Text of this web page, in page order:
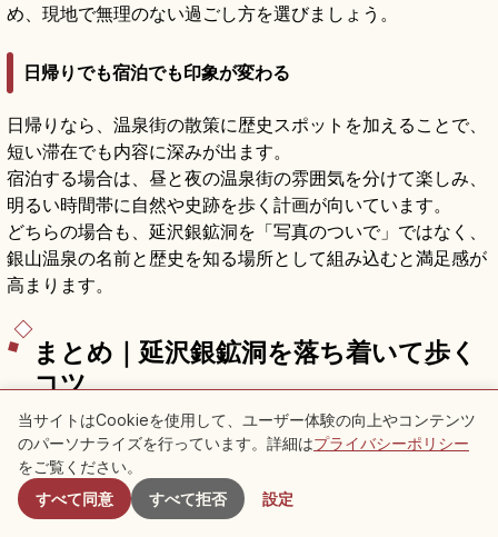
め、現地で無理のない過ごし方を選びましょう。
日帰りでも宿泊でも印象が変わる
日帰りなら、温泉街の散策に歴史スポットを加えることで、
短い滞在でも内容に深みが出ます。
宿泊する場合は、昼と夜の温泉街の雰囲気を分けて楽しみ、
明るい時間帯に自然や史跡を歩く計画が向いています。
どちらの場合も、延沢銀鉱洞を「写真のついで」ではなく、
銀山温泉の名前と歴史を知る場所として組み込むと満足感が
高まります。
まとめ｜延沢銀鉱洞を落ち着いて歩く
コツ
延沢銀鉱洞（延沢銀山遺跡）は、銀山温泉の美しい街並みの
奥にある、入場無料で土地の記憶を感じられる史跡です。
1985年に国指定史跡となった背景を知り、坑道、山神神
社、延沢城跡、温泉地のつながりを意識すると、徒歩約15分
付近のスポット
旅行を知る 山形県を探索する
当サイトはCookieを使用して、ユーザー体験の向上やコンテンツ
のパーソナライズを行っています。詳細はプライバシーポリシー
をご覧ください。
すべて同意
すべて拒否 設定